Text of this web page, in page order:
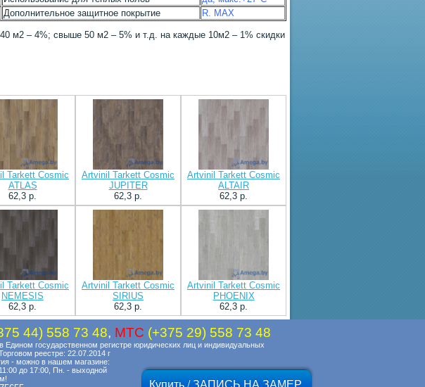
Дополнительное защитное покрытие R. MAX
м2 – 4%; свыше 50 м2 – 5% и т.д. на каждые 10м2 – 1% скидки
Tarkett Cosmic
ATLAS
62,3 p.
Artvinil Tarkett Cosmic
JUPITER
62,3 p.
Artvinil Tarkett Cosmic
ALTAIR
62,3 p.
Tarkett Cosmic
NEMESIS
62,3 p.
Artvinil Tarkett Cosmic
SIRIUS
62,3 p.
Artvinil Tarkett Cosmic
PHOENIX
62,3 p.
44) 558 73 48, MTC (+375 29) 558 73 48
государственном регистре юридических лиц и индивидуальных
реестре: 22.07.2014 г
- можно в нашем магазине:
до 17:00, Пн. - выходной